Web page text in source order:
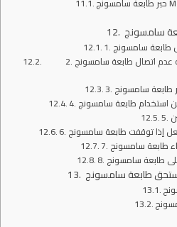
2. كيف أصلح مشكلة عدم اتصال طابعة سامسونج M2070W بالواي